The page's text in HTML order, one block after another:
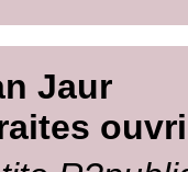
Jaur